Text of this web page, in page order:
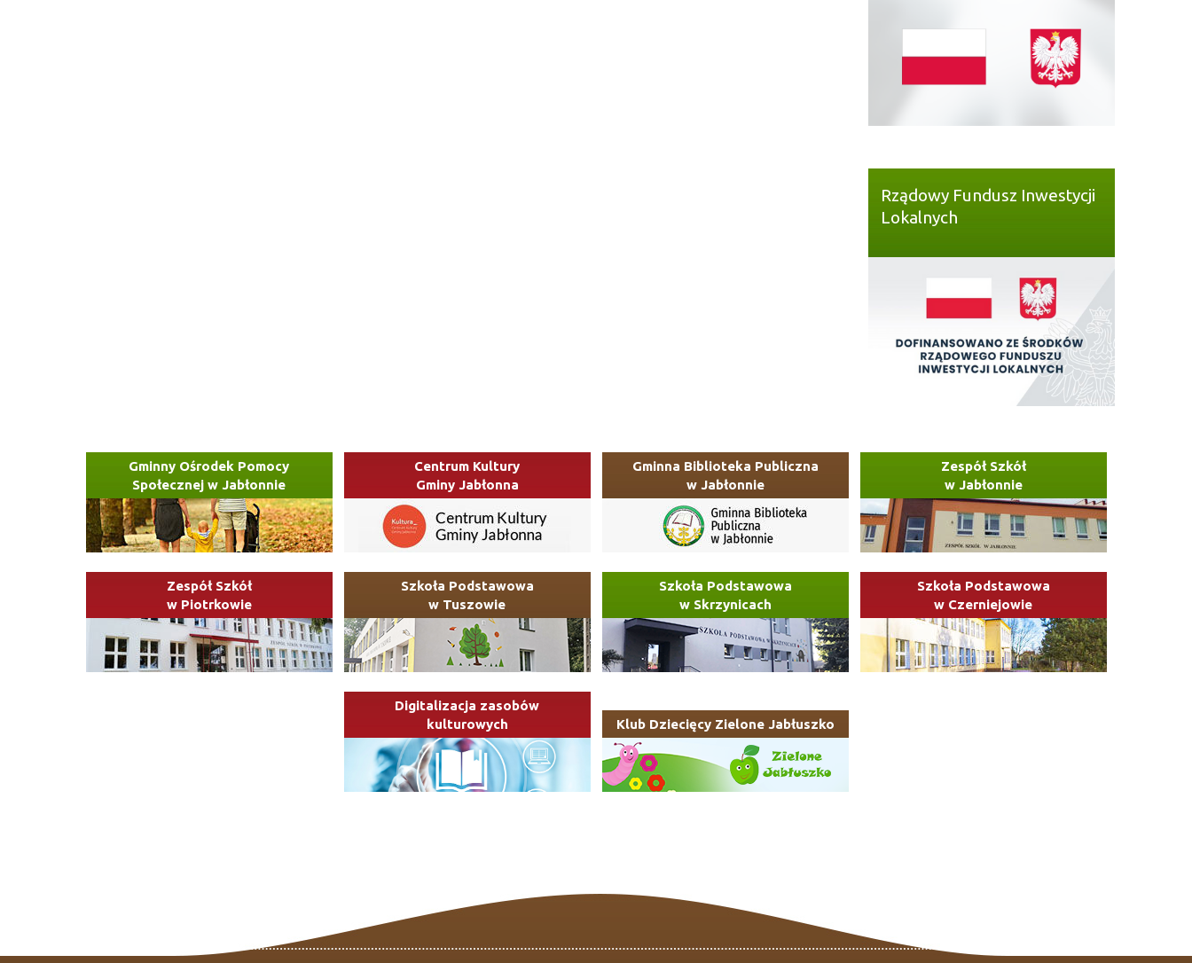
Rządowy Fundusz Inwestycji
Lokalnych
Gminny Ośrodek Pomocy
Społecznej w Jabłonnie
Centrum Kultury
Gminy Jabłonna
Gminna Biblioteka Publiczna
w Jabłonnie
Zespół Szkół
w Jabłonnie
Zespół Szkół
w Piotrkowie
Szkoła Podstawowa
w Tuszowie
Szkoła Podstawowa
w Skrzynicach
Szkoła Podstawowa
w Czerniejowie
Digitalizacja zasobów
kulturowych
Klub Dziecięcy Zielone Jabłuszko